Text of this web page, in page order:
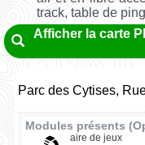
track, table de
Afficher la carte
Parc des Cytises,
Modules présents
aire de jeux